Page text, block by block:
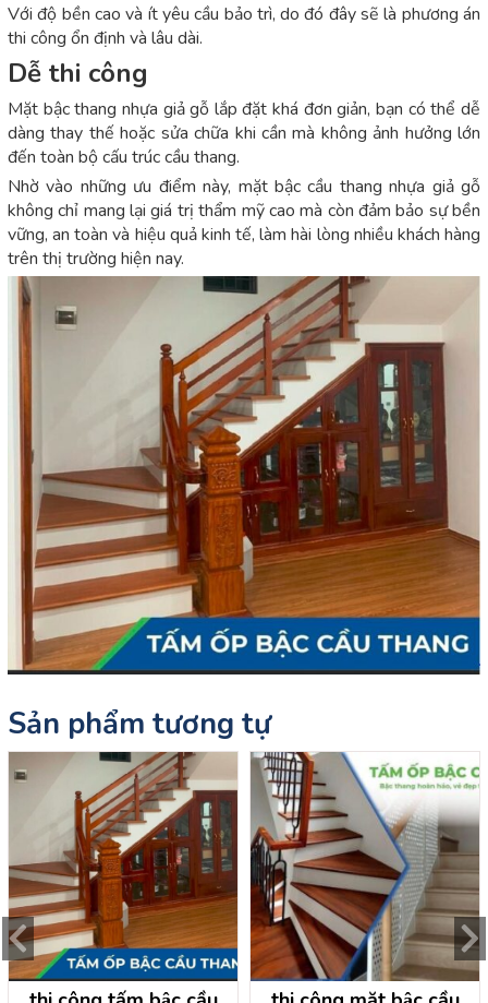
Với độ bền cao và ít yêu cầu bảo trì, do đó đây sẽ là phương án
thi công ổn định và lâu dài.
Dễ thi công
Mặt bậc thang nhựa giả gỗ lắp đặt khá đơn giản, bạn có thể dễ
dàng thay thế hoặc sửa chữa khi cần mà không ảnh hưởng lớn
đến toàn bộ cấu trúc cầu thang.
Nhờ vào những ưu điểm này, mặt bậc cầu thang nhựa giả gỗ
không chỉ mang lại giá trị thẩm mỹ cao mà còn đảm bảo sự bền
vững, an toàn và hiệu quả kinh tế, làm hài lòng nhiều khách hàng
trên thị trường hiện nay.
Sản phẩm tương tự